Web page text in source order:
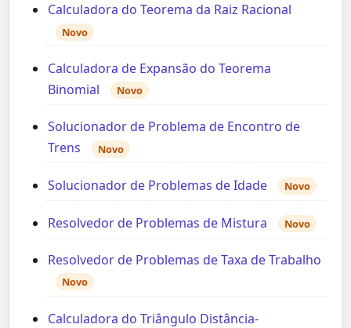
Calculadora do Teorema da Raiz Racional
Novo
Calculadora de Expansão do Teorema
Binomial
Novo
Solucionador de Problema de Encontro de
Trens
Novo
Solucionador de Problemas de Idade Novo
Resolvedor de Problemas de Mistura Novo
Resolvedor de Problemas de Taxa de Trabalho
Novo
Calculadora do Triângulo Distância-